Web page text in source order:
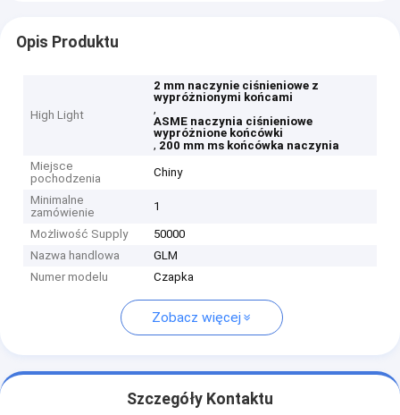
Opis Produktu
High Light
2 mm naczynie ciśnieniowe z
wypróżnionymi końcami
,
ASME naczynia ciśnieniowe
wypróżnione końcówki
, 200 mm ms końcówka naczynia
Miejsce
pochodzenia
Chiny
Minimalne
zamówienie
1
Możliwość Supply
50000
Nazwa handlowa
GLM
Numer modelu
Czapka
Zobacz więcej
Szczegóły Kontaktu